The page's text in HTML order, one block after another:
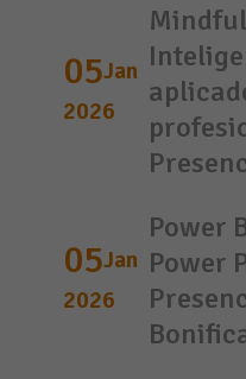
05Jan
2026
05Jan
2026
Power
Power